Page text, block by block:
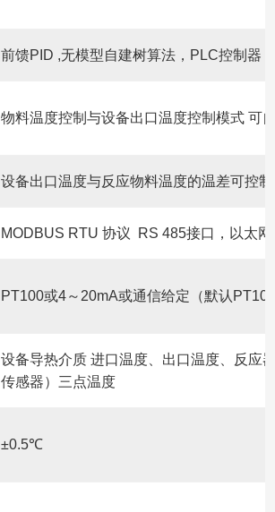
前馈PID ,无模型自建树算法，PLC控制器
物料温度控制与设备出口温度控制模式 可
设备出口温度与反应物料温度的温差可控
MODBUS RTU 协议 RS 485接口，以太网
PT100或4～20mA或通信给定（默认
设备导热介质 进口温度、出口温度、反应
传感器）三点温度
±0.5℃